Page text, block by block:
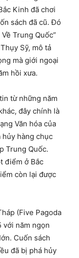
Kinh đã chơi
sách đã cũ. Đó
Trung Quốc”
Sỹ, mô tả
mà giới ngoại
hồi xưa.
từ những năm
đây chính là
Văn hóa của
hủy hàng chục
Trung Quốc.
điểm ở Bắc
còn lại được
(Five Pagoda
với năm ngọn
Cuốn sách
đã bị phá hủy